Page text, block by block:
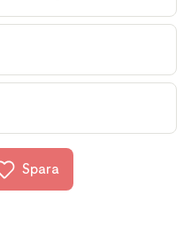
Spara